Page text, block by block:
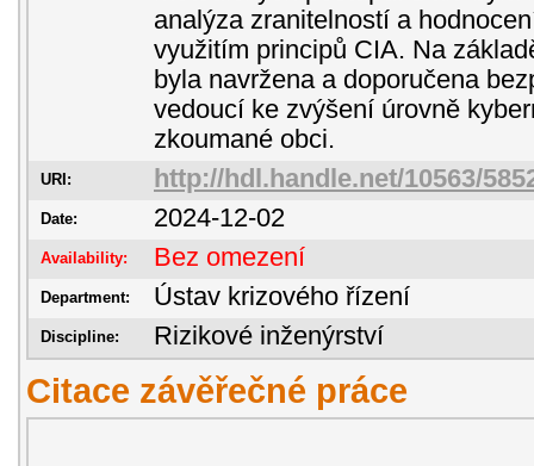
analýza zranitelností a
využitím principů CIA. Na
byla navržena a doporučena
vedoucí ke zvýšení úrovně
zkoumané obci.
URI: http://hdl.handle.net/10563/
Date: 2024-12-02
Availability: Bez omezení
Department: Ústav krizového řízení
Discipline: Rizikové inženýrství
Citace závěřečné práce